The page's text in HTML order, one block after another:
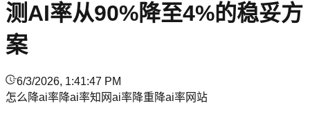
测AI率从90%降至4%的稳妥方
案
6/3/2026, 1:41:47 PM
怎么降ai率降ai率知网ai率降重降ai率网站